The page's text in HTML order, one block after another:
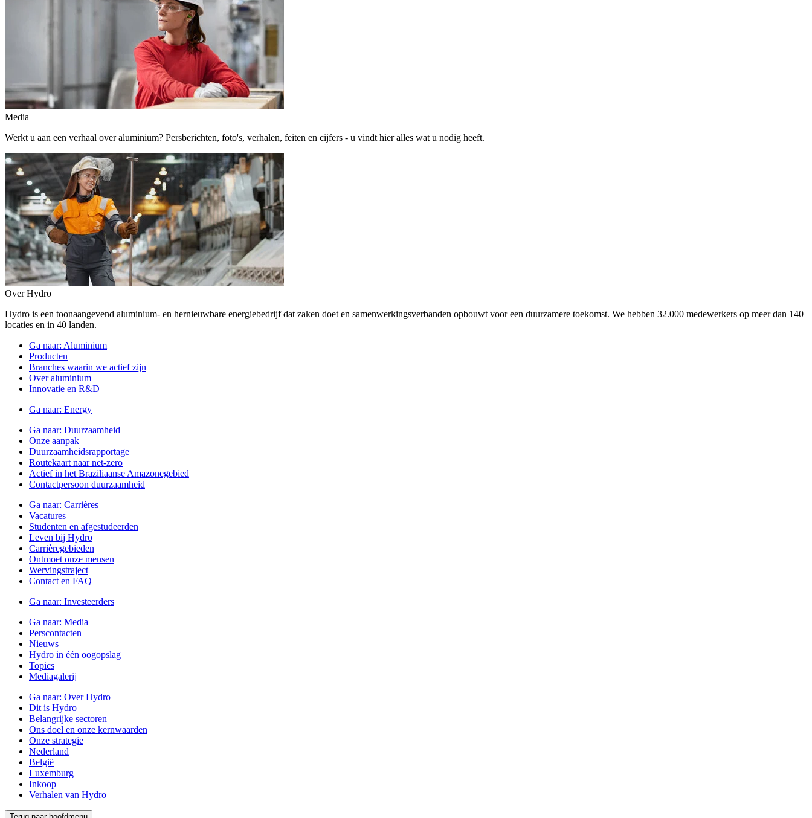
Media
Werkt u aan een verhaal over aluminium? Persberichten, foto's, verhalen, feiten en cijfers - u vindt hier alles wat u nodig heeft.
Over Hydro
Hydro is een toonaangevend aluminium- en hernieuwbare energiebedrijf dat zaken doet en samenwerkingsverbanden opbouwt voor een duurzamere toekomst. We hebben 32.000 medewerkers op meer dan 140
locaties en in 40 landen.
Ga naar: Aluminium
Producten
Branches waarin we actief zijn
Over aluminium
Innovatie en R&D
Ga naar: Energy
Ga naar: Duurzaamheid
Onze aanpak
Duurzaamheidsrapportage
Routekaart naar net-zero
Actief in het Braziliaanse Amazonegebied
Contactpersoon duurzaamheid
Ga naar: Carrières
Vacatures
Studenten en afgestudeerden
Leven bij Hydro
Carrièregebieden
Ontmoet onze mensen
Wervingstraject
Contact en FAQ
Ga naar: Investeerders
Ga naar: Media
Perscontacten
Nieuws
Hydro in één oogopslag
Topics
Mediagalerij
Ga naar: Over Hydro
Dit is Hydro
Belangrijke sectoren
Ons doel en onze kernwaarden
Onze strategie
Nederland
België
Luxemburg
Inkoop
Verhalen van Hydro